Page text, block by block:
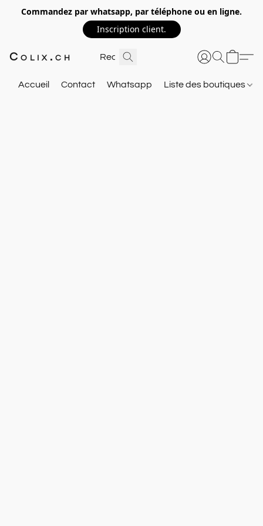
Commandez par whatsapp, par téléphone ou en ligne.
Inscription client.
Colix.ch
Accueil Contact Whatsapp Liste des boutiques